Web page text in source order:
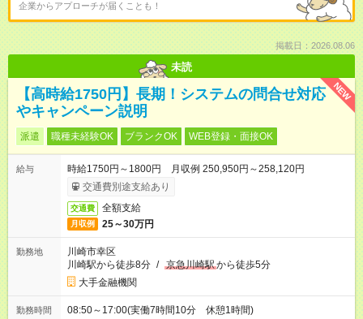
企業からアプローチが届くことも！
掲載日：2026.08.06
未読
NEW
【高時給1750円】長期！システムの問合せ対応
やキャンペーン説明
派遣 職種未経験OK ブランクOK WEB登録・面接OK
給与
時給1750円～1800円 月収例 250,950円～258,120円
交通費別途支給あり
交通費 全額支給
月収例 25～30万円
勤務地
川崎市幸区
川崎駅から徒歩8分 / 京急川崎駅から徒歩5分
大手金融機関
勤務時間 08:50～17:00(実働7時間10分 休憩1時間)